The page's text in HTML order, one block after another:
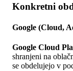
Konkretni
Google (Cloud,
Google Cloud
shranjeni na
se obdelujejo v